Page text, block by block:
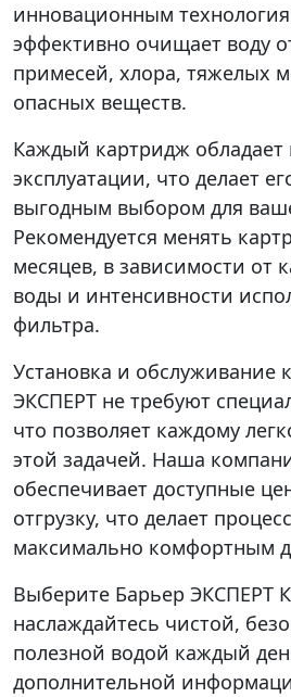
инновационным
эффективно очищает воду
примесей, хлора, тяжелых
опасных веществ.
Каждый картридж
эксплуатации, что делает
выгодным выбором для
Рекомендуется менять
месяцев, в зависимости от
воды и интенсивности
фильтра.
Установка и обслуживание
ЭКСПЕРТ не требуют
что позволяет каждому
этой задачей. Наша
обеспечивает доступные
отгрузку, что делает
максимально комфортным
Выберите Барьер ЭКСПЕРТ
наслаждайтесь чистой,
полезной водой каждый
дополнительной